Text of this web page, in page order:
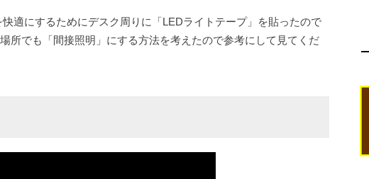
適にするためにデスク周りに「LEDライトテープ」を貼ったので
所でも「間接照明」にする方法を考えたので参考にして見てくだ